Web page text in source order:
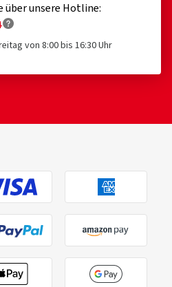
über unsere Hotline:
von 8:00 bis 16:30 Uhr